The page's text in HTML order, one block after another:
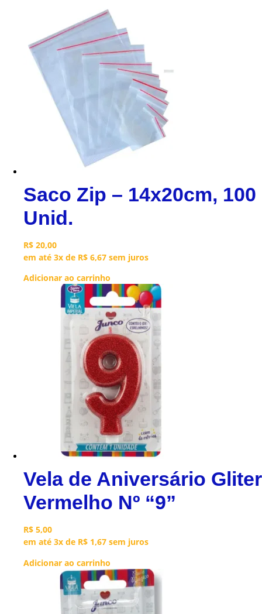
Saco Zip – 14x20cm, 100
Unid.
R$ 20,00
em até 3x de R$ 6,67 sem juros
Adicionar ao carrinho
Vela de Aniversário Gliter
Vermelho Nº “9”
R$ 5,00
em até 3x de R$ 1,67 sem juros
Adicionar ao carrinho